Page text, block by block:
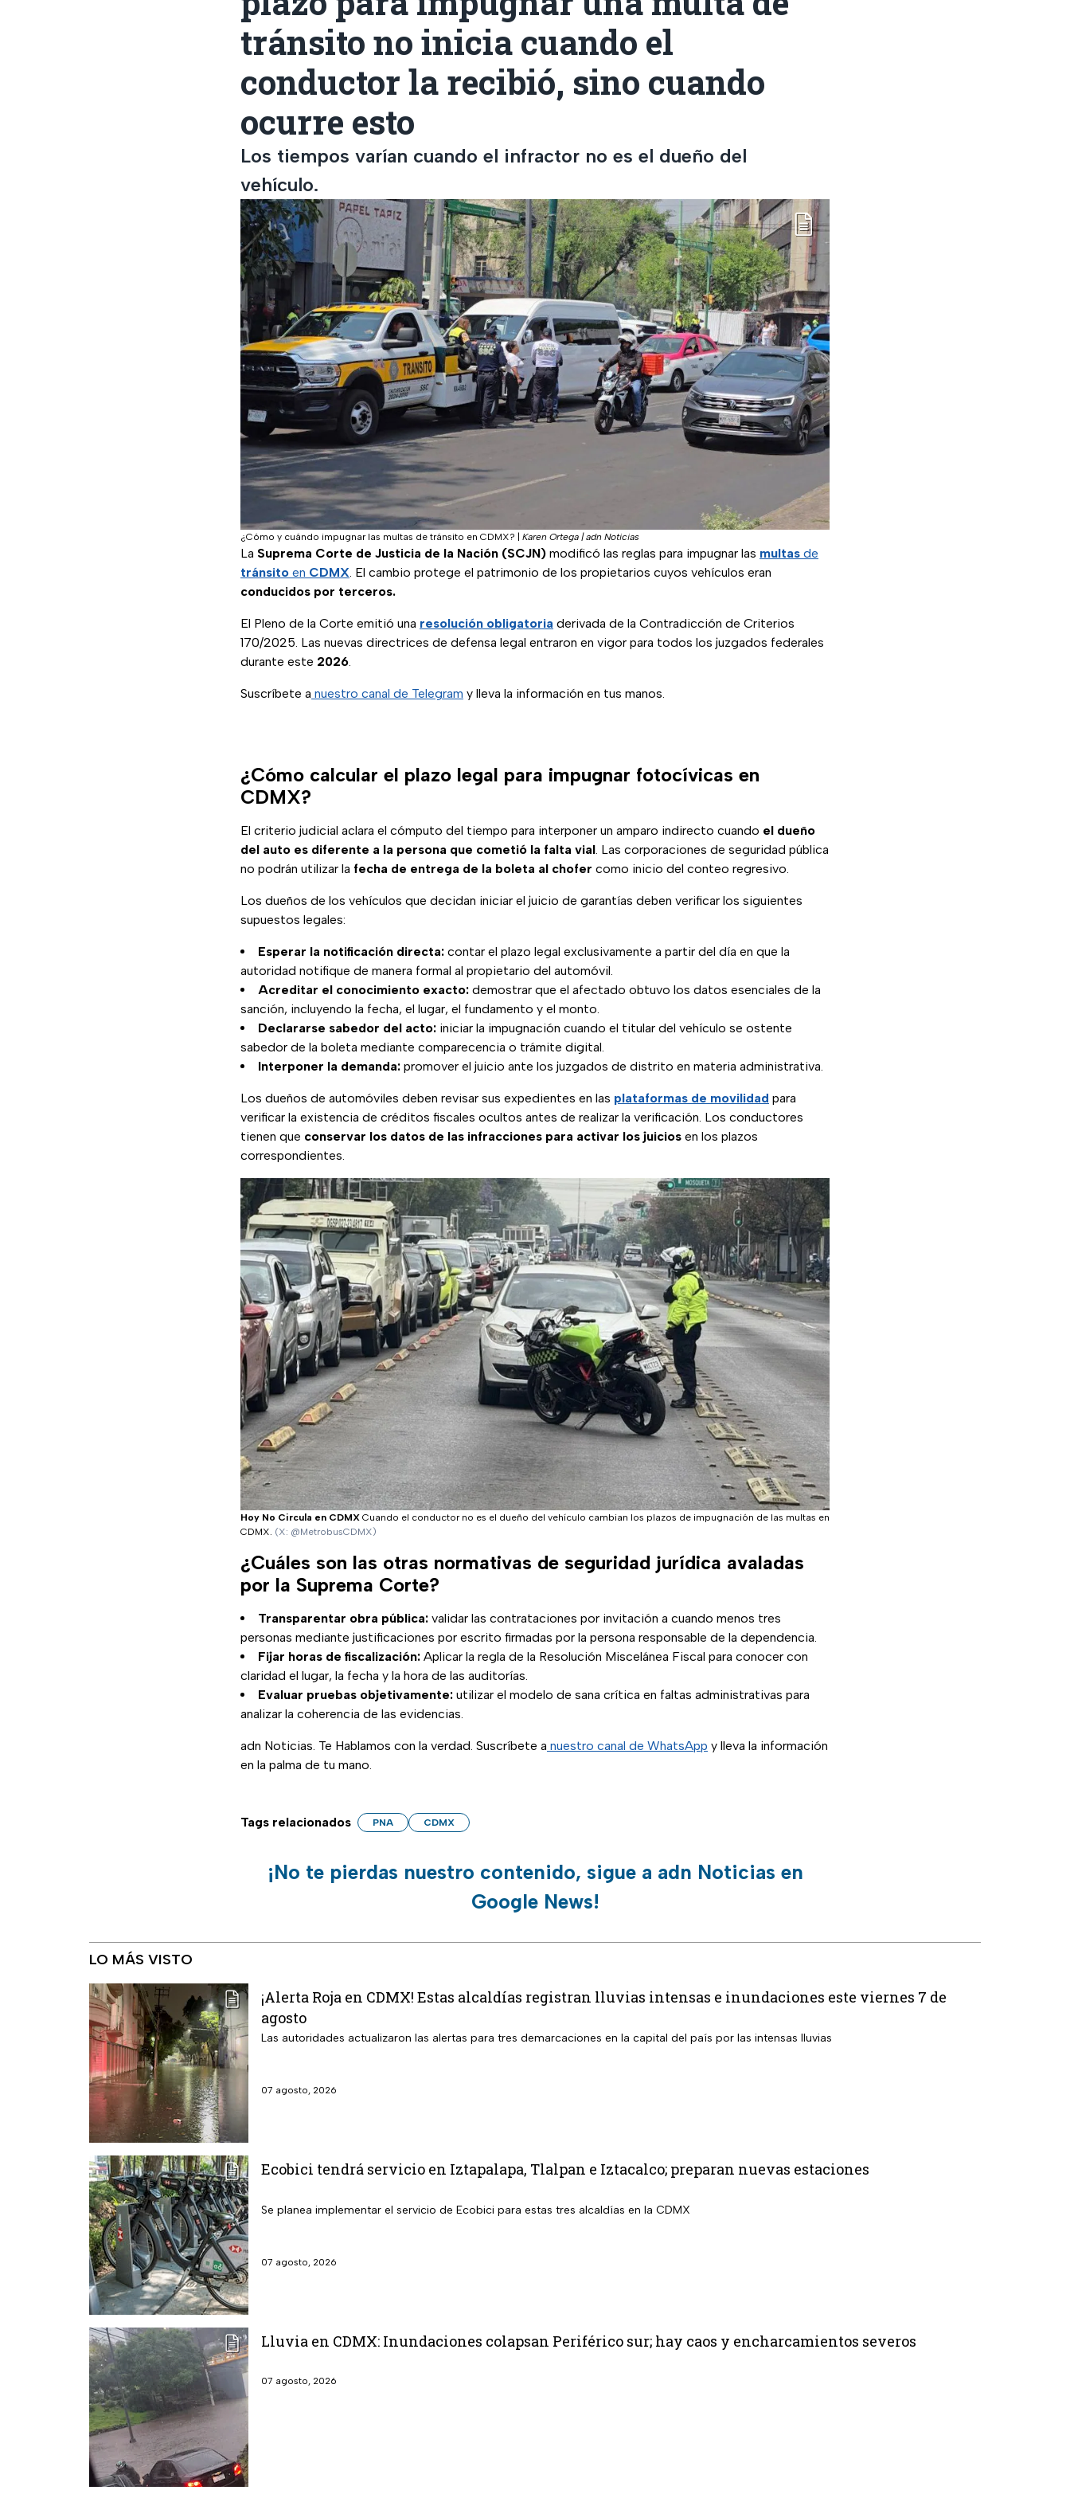
tránsito no inicia cuando el
conductor la recibió, sino cuando
ocurre esto
Los tiempos varían cuando el infractor no es el dueño del
vehículo.
¿Cómo y cuándo impugnar las multas de tránsito en CDMX? Karen Ortega | adn Noticias
La Suprema Corte de Justicia de la Nación (SCJN) modificó las reglas para impugnar las multas de
tránsito en CDMX. El cambio protege el patrimonio de los propietarios cuyos vehículos eran
conducidos por terceros.
El Pleno de la Corte emitió una resolución obligatoria derivada de la Contradicción de Criterios
170/2025. Las nuevas directrices de defensa legal entraron en vigor para todos los juzgados federales
durante este 2026.
Suscríbete a nuestro canal de Telegram y lleva la información en tus manos.
¿Cómo calcular el plazo legal para impugnar fotocívicas en
CDMX?
El criterio judicial aclara el cómputo del tiempo para interponer un amparo indirecto cuando el dueño
del auto es diferente a la persona que cometió la falta vial. Las corporaciones de seguridad pública
no podrán utilizar la fecha de entrega de la boleta al chofer como inicio del conteo regresivo.
Los dueños de los vehículos que decidan iniciar el juicio de garantías deben verificar los siguientes
supuestos legales:
Esperar la notificación directa: contar el plazo legal exclusivamente a partir del día en que la
autoridad notifique de manera formal al propietario del automóvil.
Acreditar el conocimiento exacto: demostrar que el afectado obtuvo los datos esenciales de la
sanción, incluyendo la fecha, el lugar, el fundamento y el monto.
Declararse sabedor del acto: iniciar la impugnación cuando el titular del vehículo se ostente
sabedor de la boleta mediante comparecencia o trámite digital.
Interponer la demanda: promover el juicio ante los juzgados de distrito en materia administrativa.
Los dueños de automóviles deben revisar sus expedientes en las plataformas de movilidad para
verificar la existencia de créditos fiscales ocultos antes de realizar la verificación. Los conductores
tienen que conservar los datos de las infracciones para activar los juicios en los plazos
correspondientes.
Hoy No Circula en CDMX Cuando el conductor no es el dueño del vehículo cambian los plazos de impugnación de las multas en
CDMX. (X: @MetrobusCDMX)
¿Cuáles son las otras normativas de seguridad jurídica avaladas
por la Suprema Corte?
Transparentar obra pública: validar las contrataciones por invitación a cuando menos tres
personas mediante justificaciones por escrito firmadas por la persona responsable de la dependencia.
Fijar horas de fiscalización: Aplicar la regla de la Resolución Miscelánea Fiscal para conocer con
claridad el lugar, la fecha y la hora de las auditorías.
Evaluar pruebas objetivamente: utilizar el modelo de sana crítica en faltas administrativas para
analizar la coherencia de las evidencias.
adn Noticias. Te Hablamos con la verdad. Suscríbete a nuestro canal de WhatsApp y lleva la información
en la palma de tu mano.
Tags relacionados PNA CDMX
¡No te pierdas nuestro contenido, sigue a adn Noticias en
Google News!
LO MÁS VISTO
¡Alerta Roja en CDMX! Estas alcaldías registran lluvias intensas e inundaciones este viernes 7 de
agosto
Las autoridades actualizaron las alertas para tres demarcaciones en la capital del país por las intensas lluvias
07 agosto, 2026
Ecobici tendrá servicio en Iztapalapa, Tlalpan e Iztacalco; preparan nuevas estaciones
Se planea implementar el servicio de Ecobici para estas tres alcaldías en la CDMX
07 agosto, 2026
Lluvia en CDMX: Inundaciones colapsan Periférico sur; hay caos y encharcamientos severos
07 agosto, 2026